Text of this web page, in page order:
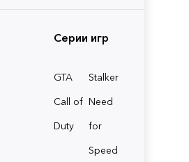
Серии игр
GTA
Stalker
Call of
Duty
Need
for
Speed